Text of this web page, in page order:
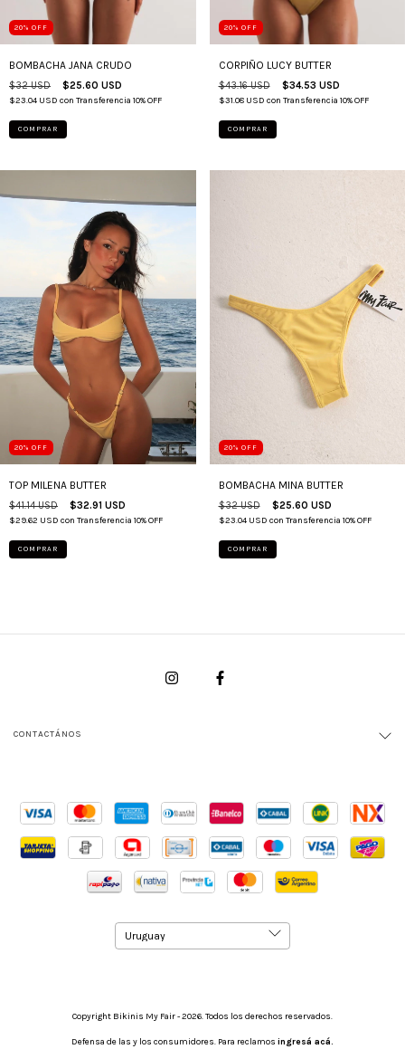
20% OFF
BOMBACHA JANA CRUDO
$32 USD $25.60 USD
$23.04 USD con Transferencia 10% OFF
COMPRAR
20% OFF
CORPIÑO LUCY BUTTER
$43.16 USD $34.53 USD
$31.08 USD con Transferencia 10% OFF
COMPRAR
20% OFF
TOP MILENA BUTTER
$41.14 USD $32.91 USD
$29.62 USD con Transferencia 10% OFF
COMPRAR
20% OFF
BOMBACHA MINA BUTTER
$32 USD $25.60 USD
$23.04 USD con Transferencia 10% OFF
COMPRAR
CONTACTÁNOS
Copyright Bikinis My Fair - 2026. Todos los derechos reservados.
Defensa de las y los consumidores. Para reclamos ingresá acá.